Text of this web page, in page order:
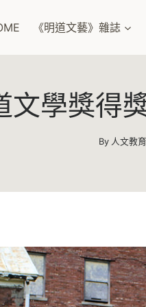
《明道文藝》雜誌
文學獎得
By 人文教育